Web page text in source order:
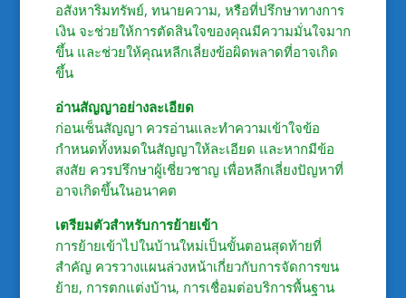
อสังหาริมทรัพย์, ทนายความ, หรือที่ปรึกษาทางการ
เงิน จะช่วยให้การตัดสินใจของคุณมีความมั่นใจมาก
ขึ้น และช่วยให้คุณหลีกเลี่ยงข้อผิดพลาดที่อาจเกิด
ขึ้น
อ่านสัญญาอย่างละเอียด
ก่อนเซ็นสัญญา ควรอ่านและทำความเข้าใจข้อ
กำหนดทั้งหมดในสัญญาให้ละเอียด และหากมีข้อ
สงสัย ควรปรึกษาผู้เชี่ยวชาญ เพื่อหลีกเลี่ยงปัญหาที่
อาจเกิดขึ้นในอนาคต
เตรียมตัวสำหรับการย้ายเข้า
การย้ายเข้าไปในบ้านใหม่เป็นขั้นตอนสุดท้ายที่
สำคัญ ควรวางแผนล่วงหน้าเกี่ยวกับการจัดการขน
ย้าย, การตกแต่งบ้าน, การเชื่อมต่อบริการพื้นฐาน